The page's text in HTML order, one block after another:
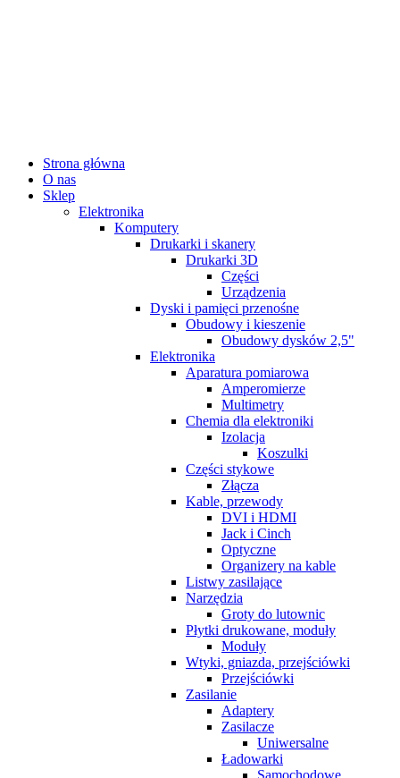
Strona główna
O nas
Sklep
Elektronika
Komputery
Drukarki i skanery
Drukarki 3D
Części
Urządzenia
Dyski i pamięci przenośne
Obudowy i kieszenie
Obudowy dysków 2,5"
Elektronika
Aparatura pomiarowa
Amperomierze
Multimetry
Chemia dla elektroniki
Izolacja
Koszulki
Części stykowe
Złącza
Kable, przewody
DVI i HDMI
Jack i Cinch
Optyczne
Organizery na kable
Listwy zasilające
Narzędzia
Groty do lutownic
Płytki drukowane, moduły
Moduły
Wtyki, gniazda, przejściówki
Przejściówki
Zasilanie
Adaptery
Zasilacze
Uniwersalne
Ładowarki
Samochodowe